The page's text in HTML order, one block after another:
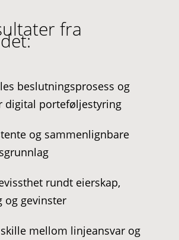
fra
beslutningsprosess og
digital porteføljestyring
og sammenlignbare
rundt eierskap,
og gevinster
mellom linjeansvar og